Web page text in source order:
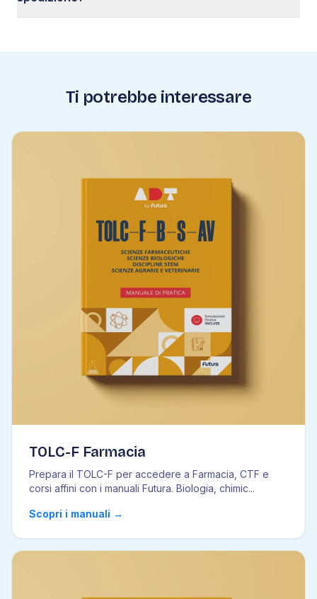
Ti potrebbe interessare
TOLC-F Farmacia
Prepara il TOLC-F per accedere a Farmacia, CTF e
corsi affini con i manuali Futura. Biologia, chimic...
Scopri i manuali →